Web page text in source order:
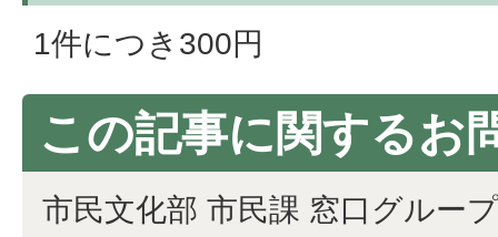
1件につき300円
この記事に関するお
市民文化部 市民課 窓口グループ